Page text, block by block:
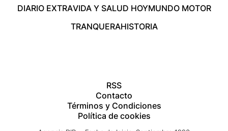
DIARIO EXTRAVIDA Y SALUD HOYMUNDO MOTOR
TRANQUERAHISTORIA
RSS
Contacto
Términos y Condiciones
Política de cookies